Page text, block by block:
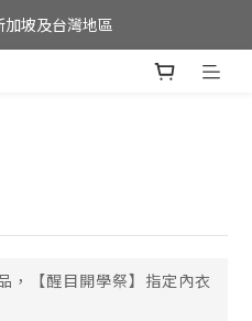
港澳地區免運費;
加坡及台灣地區
，【醒目開學祭】指定內衣